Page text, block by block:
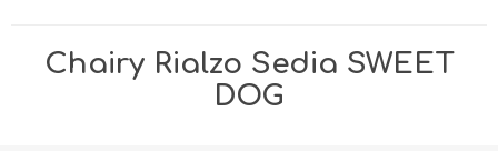
Chairy Rialzo Sedia SWEET
DOG